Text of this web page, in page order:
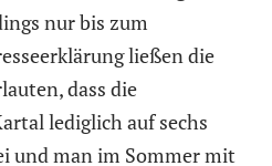
nur bis zum
ließen die
dass die
lediglich auf sechs
und man im Sommer mit